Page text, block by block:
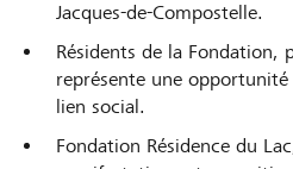
Jacques-de-Compostelle.
Résidents de la Fondation,
représente une
lien social.
Fondation Résidence du